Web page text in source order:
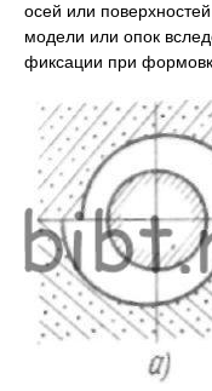
осей или
модели или опок
фиксации при